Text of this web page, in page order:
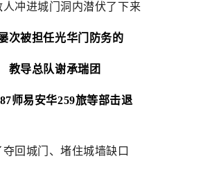
人冲进城门洞内潜伏了下来
次被担任光华门防务的
教导总队谢承瑞团
师易安华259旅等部击退
夺回城门、堵住城墙缺口